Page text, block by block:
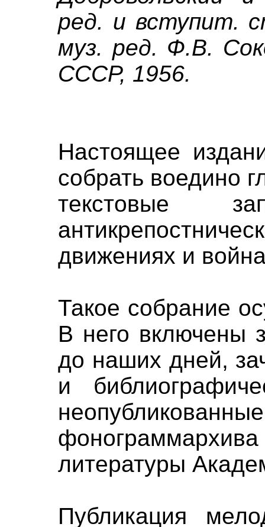
ред. и вступит.
муз. ред. Ф.В.
СССР, 1956.
Настоящее
собрать воедино
текстовые
движениях и
Такое собрание
В него включены
до наших дней,
и
литературы
Публикация